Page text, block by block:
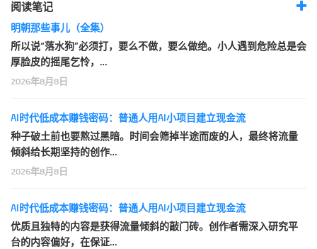
阅读笔记
明朝那些事儿（全集）
所以说“落水狗”必须打，要么不做，要么做绝。小人遇到危险总是会
厚脸皮的摇尾乞怜，…
2026年8月8日
AI时代低成本赚钱密码：普通人用AI小项目建立现金流
种子破土前也要熬过黑暗。时间会筛掉半途而废的人，最终将流量
倾斜给长期坚持的创作…
2026年8月8日
AI时代低成本赚钱密码：普通人用AI小项目建立现金流
优质且独特的内容是获得流量倾斜的敲门砖。创作者需深入研究平
台的内容偏好，在保证…